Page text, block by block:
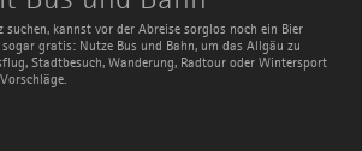
suchen, kannst vor der Abreise sorglos noch ein Bier
gratis: Nutze Bus und Bahn, um das Allgäu zu
Stadtbesuch, Wanderung, Radtour oder Wintersport